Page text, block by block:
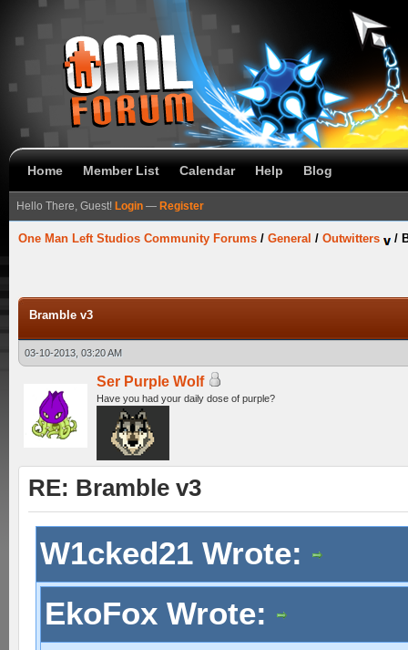
Home Member List Calendar Help Blog
Hello There, Guest! Login — Register
One Man Left Studios Community Forums / General / Outwitters /
Bramble v3
03-10-2013, 03:20 AM
Ser Purple Wolf
Have you had your daily dose of purple?
RE: Bramble v3
W1cked21 Wrote:
EkoFox Wrote: